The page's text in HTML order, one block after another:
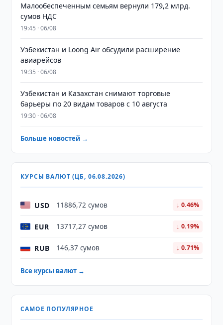
Малообеспеченным семьям вернули 179,2 млрд.
сумов НДС
19:45 · 06/08
Узбекистан и Loong Air обсудили расширение
авиарейсов
19:35 · 06/08
Узбекистан и Казахстан снимают торговые
барьеры по 20 видам товаров с 10 августа
19:30 · 06/08
Больше новостей →
КУРСЫ ВАЛЮТ (ЦБ, 06.08.2026)
USD 11886,72 сумов ↓ 0.46%
EUR 13717,27 сумов ↓ 0.19%
RUB 146,37 сумов ↓ 0.71%
Все курсы валют →
САМОЕ ПОПУЛЯРНОЕ